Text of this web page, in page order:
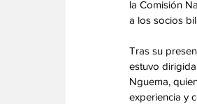
la Comisión
a los socios
Tras su
estuvo
Nguema,
experiencia y